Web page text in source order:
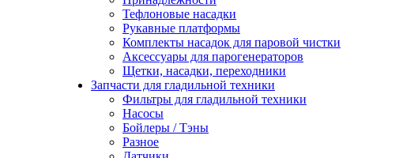
Тефлоновые насадки
Рукавные платформы
Комплекты насадок для паровой чистки
Аксессуары для парогенераторов
Щетки, насадки, переходники
Запчасти для гладильной техники
Фильтры для гладильной техники
Насосы
Бойлеры / Тэны
Разное